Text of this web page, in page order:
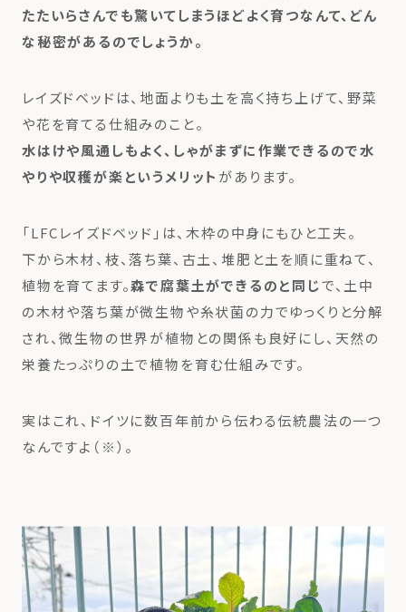
たたいらさんでも驚いてしまうほどよく育つなんて、どん
な秘密があるのでしょうか。
レイズドベッドは、地面よりも土を高く持ち上げて、野菜
や花を育てる仕組みのこと。
水はけや風通しもよく、しゃがまずに作業できるので水
やりや収穫が楽というメリット があります。
「LFCレイズドベッド」は、木枠の中身にもひと工夫。
下から木材、枝、落ち葉、古土、堆肥と土を順に重ねて、
植物を育てます。森で腐葉土ができるのと同じで、土中
の木材や落ち葉が微生物や糸状菌の力でゆっくりと分解
され、微生物の世界が植物との関係も良好にし、天然の
栄養たっぷりの土で植物を育む仕組みです。
実はこれ、ドイツに数百年前から伝わる伝統農法の一つ
なんですよ（※）。